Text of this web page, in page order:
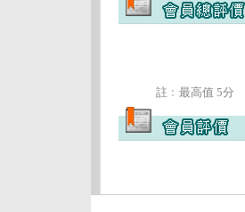
註﹕最高值 5分